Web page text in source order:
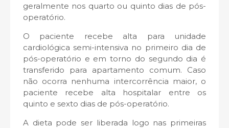
geralmente nos quarto ou quinto dias de pós-
operatório.
O paciente recebe alta para unidade
cardiológica semi-intensiva no primeiro dia de
pós-operatório e em torno do segundo dia é
transferido para apartamento comum. Caso
não ocorra nenhuma intercorrência maior, o
paciente recebe alta hospitalar entre os
quinto e sexto dias de pós-operatório.
A dieta pode ser liberada logo nas primeiras